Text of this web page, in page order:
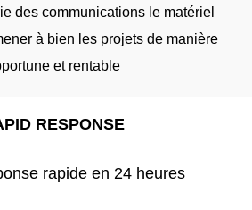
des communications le matériel
à bien les projets de manière
et rentable
RESPONSE
rapide en 24 heures